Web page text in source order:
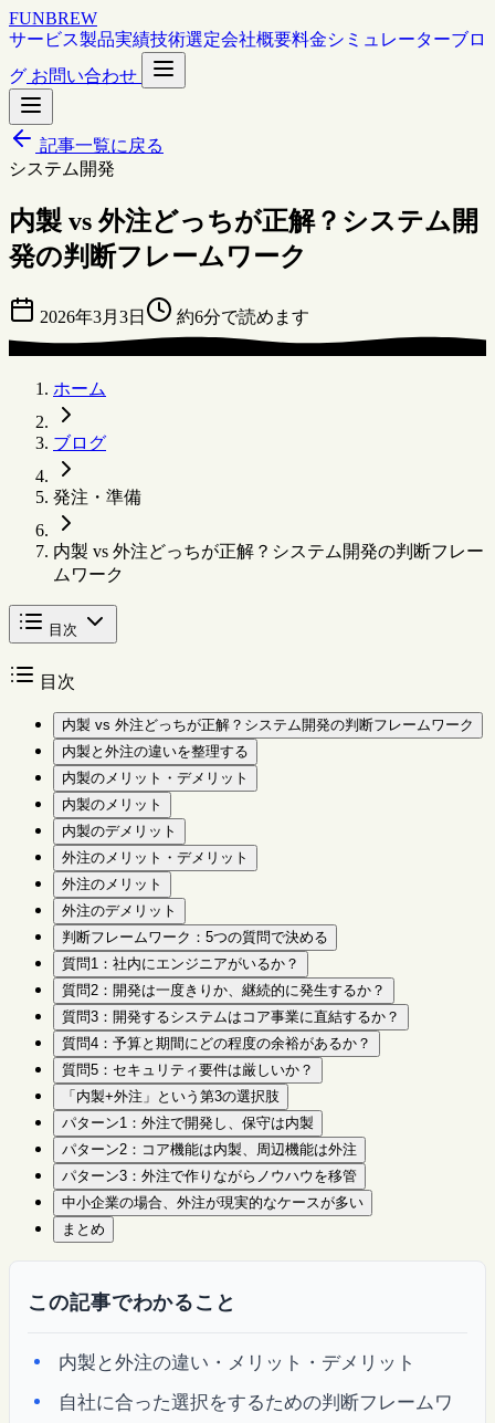
FUNBREW
サービス製品実績技術選定会社概要料金シミュレーターブロ
グ お問い合わせ
記事一覧に戻る
システム開発
内製 vs 外注どっちが正解？システム開
発の判断フレームワーク
2026年3月3日 約6分で読めます
ホーム
ブログ
発注・準備
内製 vs 外注どっちが正解？システム開発の判断フレー
ムワーク
目次
目次
内製 vs 外注どっちが正解？システム開発の判断フレームワーク
内製と外注の違いを整理する
内製のメリット・デメリット
内製のメリット
内製のデメリット
外注のメリット・デメリット
外注のメリット
外注のデメリット
判断フレームワーク：5つの質問で決める
質問1：社内にエンジニアがいるか？
質問2：開発は一度きりか、継続的に発生するか？
質問3：開発するシステムはコア事業に直結するか？
質問4：予算と期間にどの程度の余裕があるか？
質問5：セキュリティ要件は厳しいか？
「内製+外注」という第3の選択肢
パターン1：外注で開発し、保守は内製
パターン2：コア機能は内製、周辺機能は外注
パターン3：外注で作りながらノウハウを移管
中小企業の場合、外注が現実的なケースが多い
まとめ
この記事でわかること
内製と外注の違い・メリット・デメリット
自社に合った選択をするための判断フレームワ